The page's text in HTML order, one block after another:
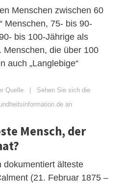
Menschen zwischen 60
Menschen, 75- bis 90-
bis 100-Jährige als
Menschen, die über 100
auch „Langlebige“
Quelle | Sehen Sie sich die
an
Mensch, der
dokumentiert älteste
(21. Februar 1875 –